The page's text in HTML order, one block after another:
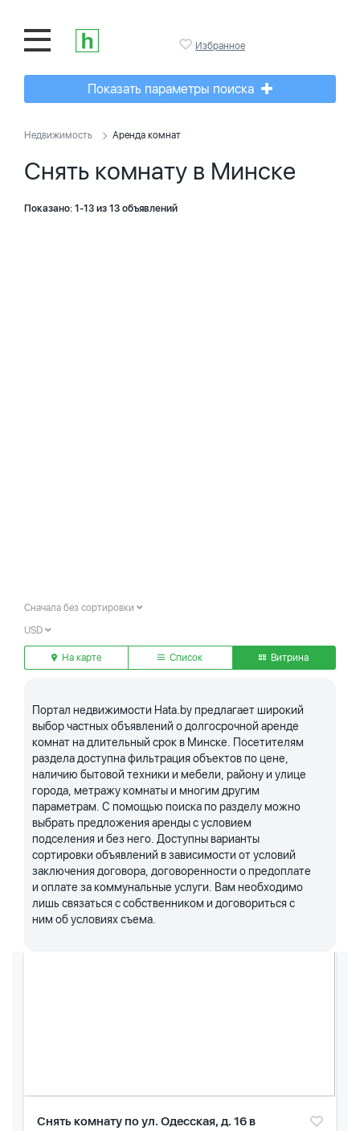
Избранное
Показать параметры поиска
Недвижимость Аренда комнат
Снять комнату в Минске
Показано: 1-13 из 13 объявлений
Сначала без сортировки
USD
На карте Список Витрина
Портал недвижимости Hata.by предлагает широкий
выбор частных объявлений о долгосрочной аренде
комнат на длительный срок в Минске. Посетителям
раздела доступна фильтрация объектов по цене,
наличию бытовой техники и мебели, району и улице
города, метражу комнаты и многим другим
параметрам. С помощью поиска по разделу можно
выбрать предложения аренды с условием
подселения и без него. Доступны варианты
сортировки объявлений в зависимости от условий
заключения договора, договоренности о предоплате
и оплате за коммунальные услуги. Вам необходимо
лишь связаться с собственником и договориться с
ним об условиях съема.
Снять комнату по ул. Одесская, д. 16 в